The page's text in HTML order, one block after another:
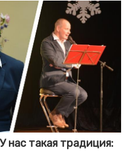
нас такая традиция: